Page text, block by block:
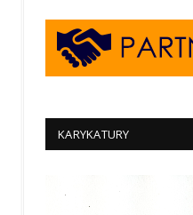
KARYKATURY